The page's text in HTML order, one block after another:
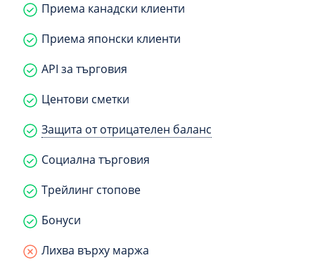
Приема канадски клиенти
Приема японски клиенти
API за търговия
Центови сметки
Защита от отрицателен баланс
Социална търговия
Трейлинг стопове
Бонуси
Лихва върху маржа